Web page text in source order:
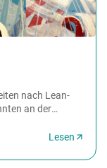
nach Lean-
an der
Lesen